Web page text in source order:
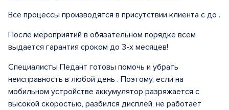
Все процессы производятся в присутствии клиента с до .
После мероприятий в обязательном порядке всем
выдается гарантия сроком до 3-х месяцев!
Специалисты Педант готовы помочь и убрать
неисправность в любой день . Поэтому, если на
мобильном устройстве аккумулятор разряжается с
высокой скоростью, разбился дисплей, не работает